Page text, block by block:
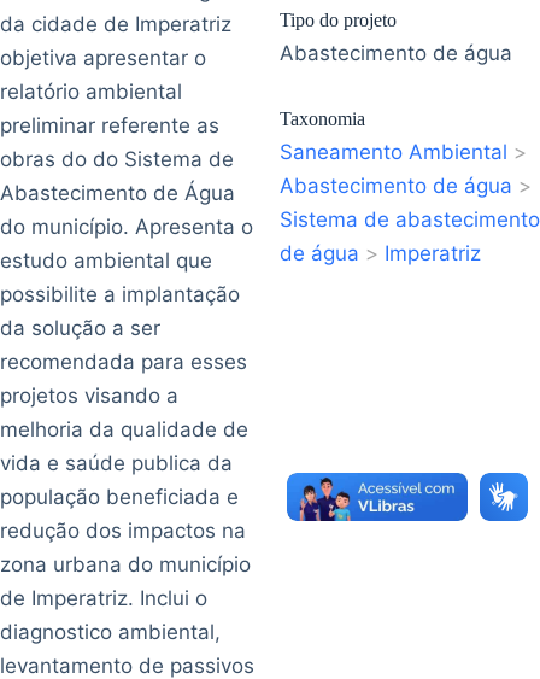
da cidade de Imperatriz
objetiva apresentar o
relatório ambiental
preliminar referente as
obras do do Sistema de
Abastecimento de Água
do município. Apresenta o
estudo ambiental que
possibilite a implantação
da solução a ser
recomendada para esses
projetos visando a
melhoria da qualidade de
vida e saúde publica da
população beneficiada e
redução dos impactos na
zona urbana do município
de Imperatriz. Inclui o
diagnostico ambiental,
levantamento de passivos
Tipo do projeto
Abastecimento de água
Taxonomia
Saneamento Ambiental >
Abastecimento de água >
Sistema de abastecimento
de água > Imperatriz